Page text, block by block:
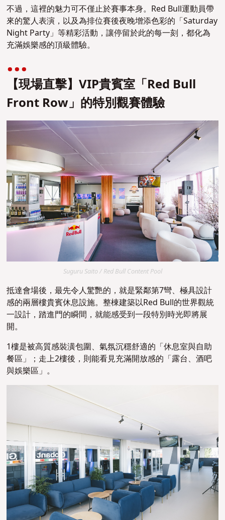
不過，這裡的魅力可不僅止於賽事本身。Red Bull運動員帶
來的驚人表演，以及為排位賽後夜晚增添色彩的「Saturday
Night Party」等精彩活動，讓停留於此的每一刻，都化為
充滿娛樂感的頂級體驗。
【現場直擊】VIP貴賓室「Red Bull
Front Row」的特別觀賽體驗
Suguru Saito / Red Bull Content Pool
抵達會場後，最先令人驚艷的，就是緊鄰第7彎、極具設計
感的兩層樓貴賓休息設施。整棟建築以Red Bull的世界觀統
一設計，踏進門的瞬間，就能感受到一段特別時光即將展
開。
1樓是被高質感裝潢包圍、氣氛沉穩舒適的「休息室與自助
餐區」；走上2樓後，則能看見充滿開放感的「露台、酒吧
與娛樂區」。